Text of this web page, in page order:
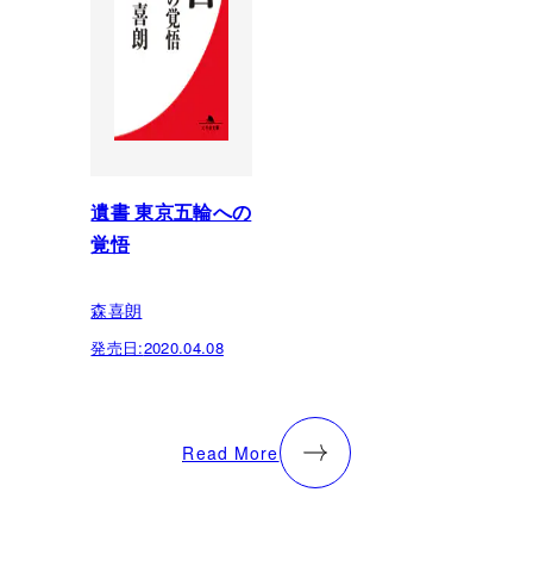
遺書 東京五輪への
覚悟
森喜朗
発売日:2020.04.08
Read More